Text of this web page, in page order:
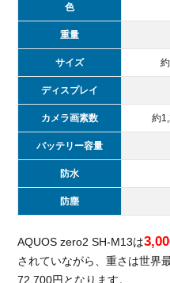
ト
2.1.
無料
スポ
ット
が広
い
2.2.
ント
フリ
ーサ
色
重量
サイズ
ディスプレイ
カメラ画素数 約
バッテリー容量
防水
防塵
AQUOS zero2 SH-M13は
されていながら、重さは世界
72,700円となります。